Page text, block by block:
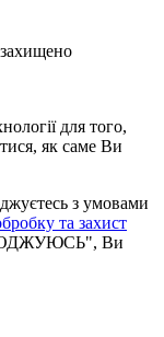
для того,
як саме Ви
з умовами
та захист
Ви